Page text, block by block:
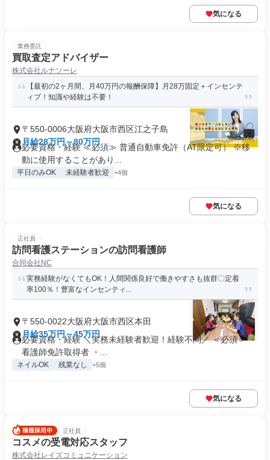
気になる
業務委託
買取査定アドバイザー
株式会社ルナソーレ
【最初の2ヶ月間、月40万円の報酬保障】月28万固定＋インセンテ
ィブ！知識や経験は不要！
〒550-0006大阪府大阪市西区江之子島
月給28万円～80万円
必要資格・経験 ≪必須≫ 普通自動車免許（AT限定可） ※移
動に使用することがあり...
平日のみOK 未経験者歓迎 +4個
気になる
正社員
訪問看護ステーションの訪問看護師
合同会社NC
実務経験がなくてもOK！人間関係良好で働きやすさも抜群〇定着
率100％！豊富なインセンティ...
〒550-0022大阪府大阪市西区本田
月給35万円～45万円
必要資格・経験 ＼実務未経験者歓迎！経験不問／ ＜必須＞ ・
看護師免許取得者 ・...
ネイルOK 残業なし +5個
気になる
正社員
コスメの受電対応スタッフ
株式会社レイズコミュニケーション